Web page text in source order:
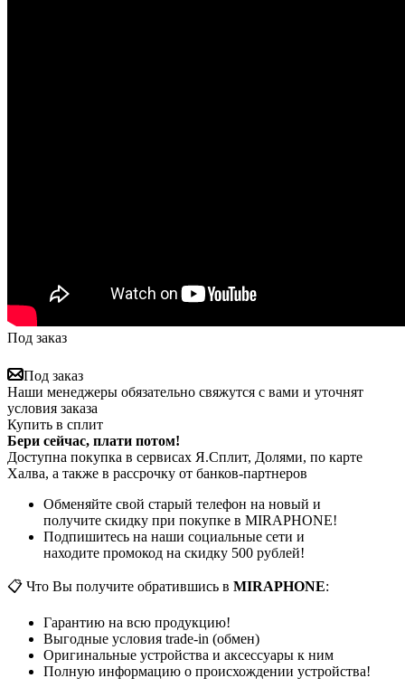
Под заказ
Под заказ
Наши менеджеры обязательно свяжутся с вами и уточнят
условия заказа
Купить в сплит
Бери сейчас, плати потом!
Доступна покупка в сервисах Я.Сплит, Долями, по карте
Халва, а также в рассрочку от банков-партнеров
Обменяйте свой старый телефон на новый и
получите скидку при покупке в MIRAPHONE!
Подпишитесь на наши социальные сети и
находите промокод на скидку 500 рублей!
📋 Что Вы получите обратившись в MIRAPHONE:
Гарантию на всю продукцию!
Выгодные условия trade-in (обмен)
Оригинальные устройства и аксессуары к ним
Полную информацию о происхождении устройства!